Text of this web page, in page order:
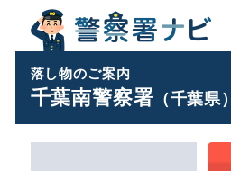
落し物のご案内
千葉南警察署（千葉県）